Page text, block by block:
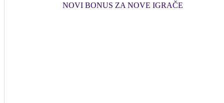
NOVI BONUS ZA NOVE IGRAČE